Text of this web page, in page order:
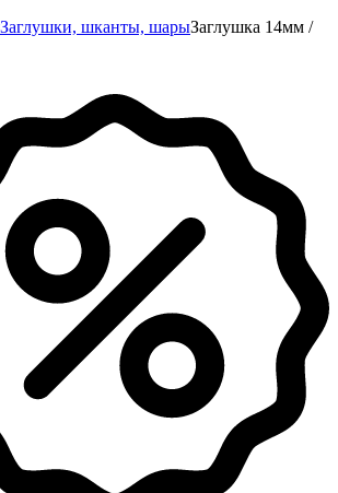
Заглушки, шканты, шарыЗаглушка 14мм /